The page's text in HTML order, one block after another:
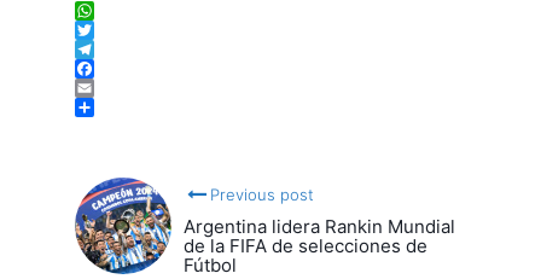
WhatsApp
Twitter
Telegram
Facebook
Email
Previous post
Argentina lidera Rankin Mundial
de la FIFA de selecciones de
Fútbol